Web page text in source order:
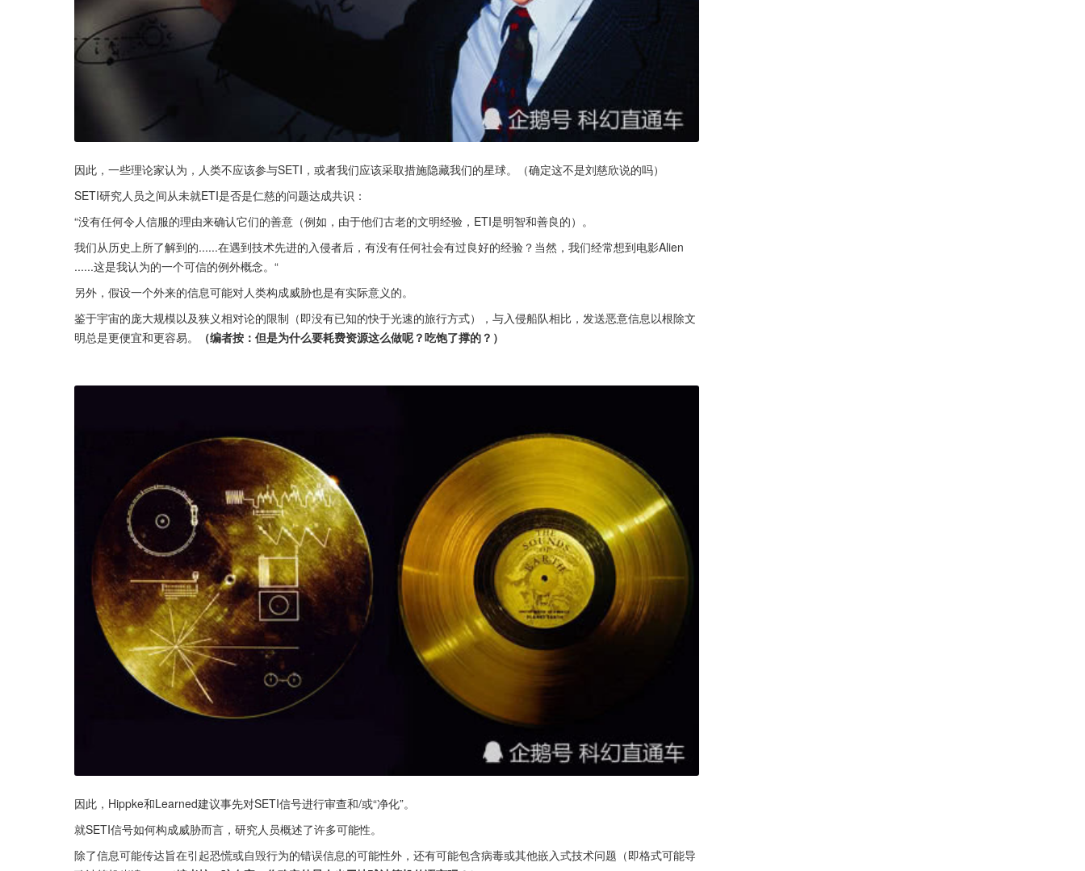
因此，一些理论家认为，人类不应该参与SETI，或者我们应该采取措施隐藏我们的星球。（确定这不是刘慈欣说的吗）
SETI研究人员之间从未就ETI是否是仁慈的问题达成共识：
“没有任何令人信服的理由来确认它们的善意（例如，由于他们古老的文明经验，ETI是明智和善良的）。
我们从历史上所了解到的......在遇到技术先进的入侵者后，有没有任何社会有过良好的经验？当然，我们经常想到电影Alien
......这是我认为的一个可信的例外概念。“
另外，假设一个外来的信息可能对人类构成威胁也是有实际意义的。
鉴于宇宙的庞大规模以及狭义相对论的限制（即没有已知的快于光速的旅行方式），与入侵船队相比，发送恶意信息以根除文
明总是更便宜和更容易。
（编者按：但是为什么要耗费资源这么做呢？吃饱了撑的？）
因此，Hippke和Learned建议事先对SETI信号进行审查和/或“净化”。
就SETI信号如何构成威胁而言，研究人员概述了许多可能性。
除了信息可能传达旨在引起恐慌或自毁行为的错误信息的可能性外，还有可能包含病毒或其他嵌入式技术问题（即格式可能导